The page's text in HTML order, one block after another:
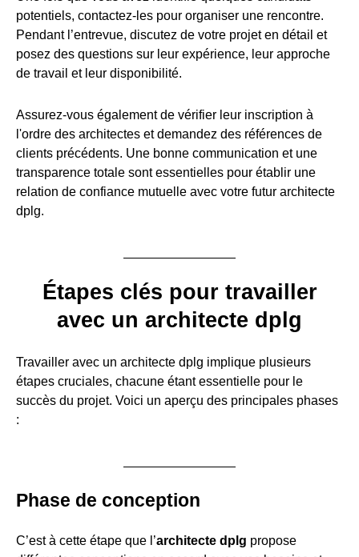
potentiels, contactez-les pour organiser une rencontre.
Pendant l’entrevue, discutez de votre projet en détail et
posez des questions sur leur expérience, leur approche
de travail et leur disponibilité.
Assurez-vous également de vérifier leur inscription à
l'ordre des architectes et demandez des références de
clients précédents. Une bonne communication et une
transparence totale sont essentielles pour établir une
relation de confiance mutuelle avec votre futur architecte
dplg.
Étapes clés pour travailler
avec un architecte dplg
Travailler avec un architecte dplg implique plusieurs
étapes cruciales, chacune étant essentielle pour le
succès du projet. Voici un aperçu des principales phases
:
Phase de conception
C’est à cette étape que l’architecte dplg propose